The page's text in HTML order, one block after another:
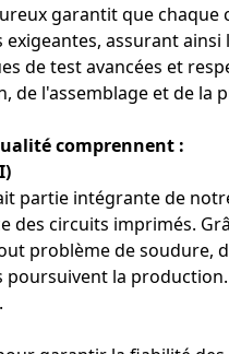
garantit que
assurant
de test avancées et
de l'assemblage et de la
comprennent :
partie intégrante de
circuits imprimés.
problème de soudure,
la